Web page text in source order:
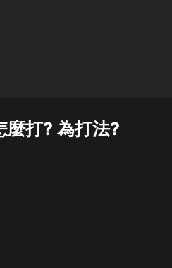
麼打? 為打法?